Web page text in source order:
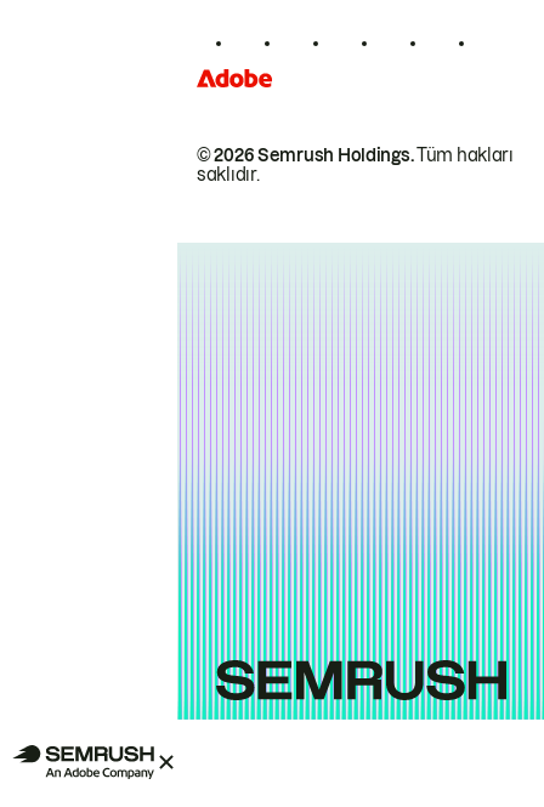
© 2026 Semrush Holdings.Tüm hakları
saklıdır.